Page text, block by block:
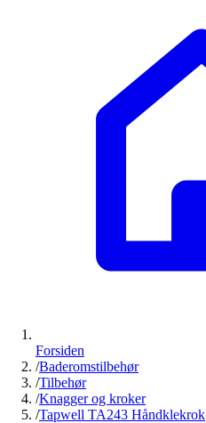
Forsiden
/Baderomstilbehør
/Tilbehør
/Knagger og kroker
/Tapwell TA243 Håndklekrok